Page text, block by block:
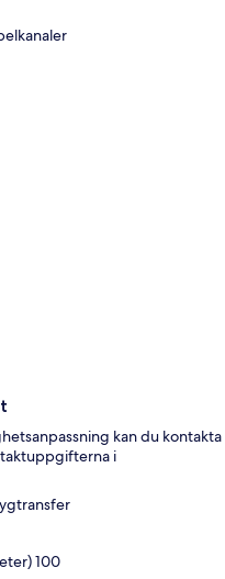
kan du kontakta
i
100